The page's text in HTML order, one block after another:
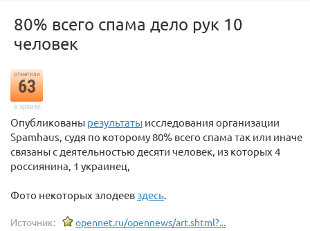
80% всего спама дело рук 10
человек
отметили
63
в архиве
Опубликованы результаты исследования организации
Spamhaus, судя по которому 80% всего спама так или иначе
связаны с деятельностью десяти человек, из которых 4
россиянина, 1 украинец,
Фото некоторых злодеев здесь.
Источник: opennet.ru/opennews/art.shtml?...